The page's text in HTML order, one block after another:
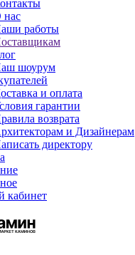
нас
работы
шоурум
и оплата
гарантии
возврата
и Дизайнерам
директору
кабинет